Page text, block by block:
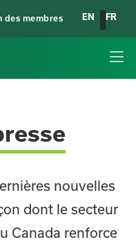
des membres EN FR
nouvelles
dont le secteur
Canada renforce